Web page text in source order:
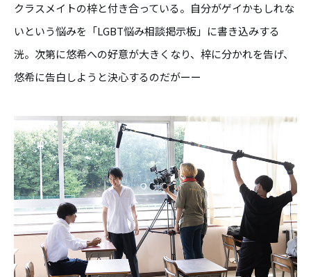
クラスメイトの梓と付き合っている。自分がゲイかもしれな
いという悩みを「LGBT悩み相談掲示板」に書き込みする
洸。次第に悠希への好意が大きくなり、梓に分かれを告げ、
悠希に告白しようと決心するのだがーー